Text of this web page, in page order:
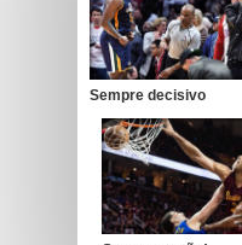
Sempre decisivo